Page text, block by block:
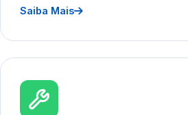
Saiba Mais